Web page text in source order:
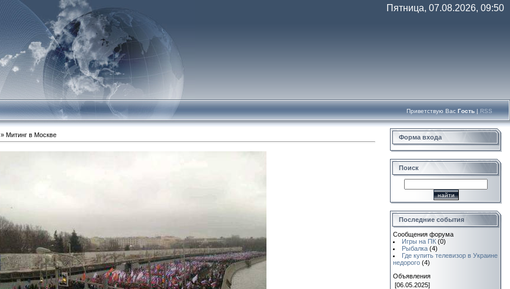
Пятница, 07.08.2026, 09:50
Приветствую Вас Гость | RSS
» Митинг в Москве Форма входа
Поиск
Последние события
Сообщения форума
Игры на ПК (0)
Рыбалка (4)
Где купить телевизор в Украине
недорого (4)
Объявления
[06.05.2025]